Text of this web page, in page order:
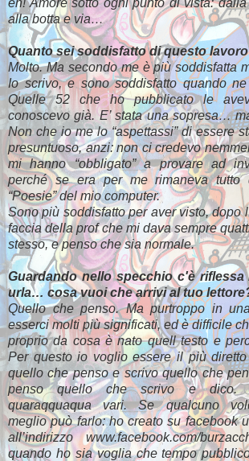
alla botta e via…
Quanto sei soddisfatto di questo
Molto. Ma secondo me è più soddisfatta
Io scrivo, e sono soddisfatto quando
Quelle 52 che ho pubblicato le
conoscevo già. E’ stata una sopresa…
Non che io me lo “aspettassi” di essere
presuntuoso, anzi: non ci credevo
mi hanno “obbligato” a provare ad
perché se era per me rimaneva tutto
“Poesie” del mio computer.
Sono più soddisfatto per aver visto, dopo
faccia della prof che mi dava sempre
stesso, e penso che sia normale.
Guardando nello specchio c'è riflessa
urla… cosa vuoi che arrivi al tuo
Quello che penso. Ma purtroppo in
esserci molti più significati, ed è difficile
proprio da cosa è nato quell testo e
Per questo io voglio essere il più
quello che penso e scrivo quello che
penso quello che scrivo e dico.
quaraqquaqua vari. Se qualcuno
meglio può farlo: ho creato su facebook
all’indirizzo www.facebook.com/
quando ho sia voglia che tempo